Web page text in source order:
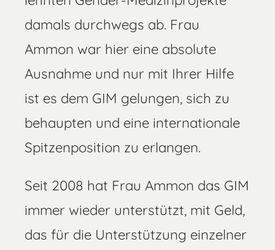
damals durchwegs ab. Frau
Ammon war hier eine absolute
Ausnahme und nur mit Ihrer Hilfe
ist es dem GIM gelungen, sich zu
behaupten und eine internationale
Spitzenposition zu erlangen.
Seit 2008 hat Frau Ammon das GIM
immer wieder unterstützt, mit Geld,
das für die Unterstützung einzelner